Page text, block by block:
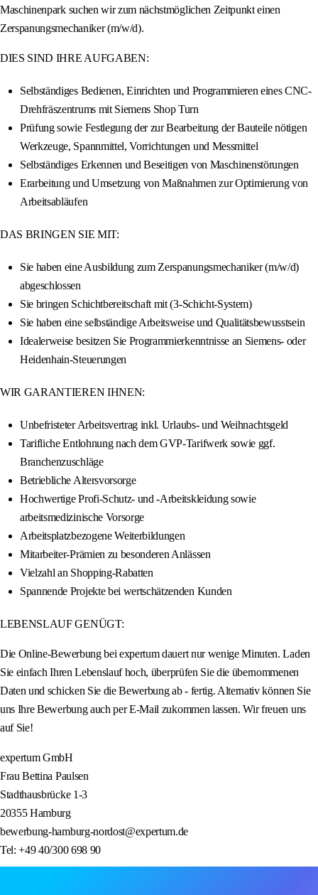
Maschinenpark suchen wir zum nächstmöglichen Zeitpunkt einen
Zerspanungsmechaniker (m/w/d).
DIES SIND IHRE AUFGABEN:
Selbständiges Bedienen, Einrichten und Programmieren eines CNC-
Drehfräszentrums mit Siemens Shop Turn
Prüfung sowie Festlegung der zur Bearbeitung der Bauteile nötigen
Werkzeuge, Spannmittel, Vorrichtungen und Messmittel
Selbständiges Erkennen und Beseitigen von Maschinenstörungen
Erarbeitung und Umsetzung von Maßnahmen zur Optimierung von
Arbeitsabläufen
DAS BRINGEN SIE MIT:
Sie haben eine Ausbildung zum Zerspanungsmechaniker (m/w/d)
abgeschlossen
Sie bringen Schichtbereitschaft mit (3-Schicht-System)
Sie haben eine selbständige Arbeitsweise und Qualitätsbewusstsein
Idealerweise besitzen Sie Programmierkenntnisse an Siemens- oder
Heidenhain-Steuerungen
WIR GARANTIEREN IHNEN:
Unbefristeter Arbeitsvertrag inkl. Urlaubs- und Weihnachtsgeld
Tarifliche Entlohnung nach dem GVP-Tarifwerk sowie ggf.
Branchenzuschläge
Betriebliche Altersvorsorge
Hochwertige Profi-Schutz- und -Arbeitskleidung sowie
arbeitsmedizinische Vorsorge
Arbeitsplatzbezogene Weiterbildungen
Mitarbeiter-Prämien zu besonderen Anlässen
Vielzahl an Shopping-Rabatten
Spannende Projekte bei wertschätzenden Kunden
LEBENSLAUF GENÜGT:
Die Online-Bewerbung bei expertum dauert nur wenige Minuten. Laden
Sie einfach Ihren Lebenslauf hoch, überprüfen Sie die übernommenen
Daten und schicken Sie die Bewerbung ab - fertig. Alternativ können Sie
uns Ihre Bewerbung auch per E-Mail zukommen lassen. Wir freuen uns
auf Sie!
expertum GmbH
Frau Bettina Paulsen
Stadthausbrücke 1-3
20355 Hamburg
bewerbung-hamburg-nordost@expertum.de
Tel: +49 40/300 698 90